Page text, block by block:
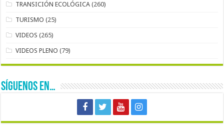
TRANSICIÓN ECOLÓGICA (260)
TURISMO (25)
VIDEOS (265)
VIDEOS PLENO (79)
SÍGUENOS EN…